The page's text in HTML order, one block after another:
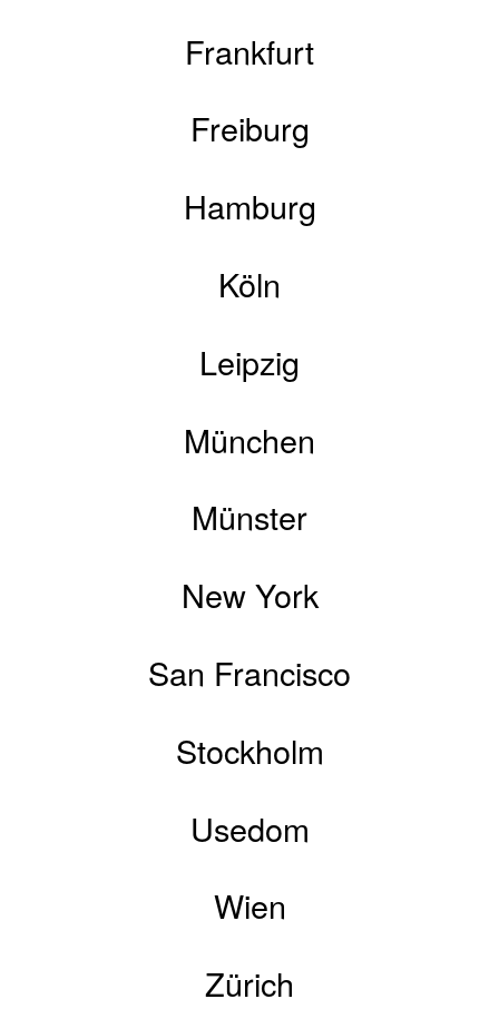
Frankfurt
Freiburg
Hamburg
Köln
Leipzig
München
Münster
New York
San Francisco
Stockholm
Usedom
Wien
Zürich